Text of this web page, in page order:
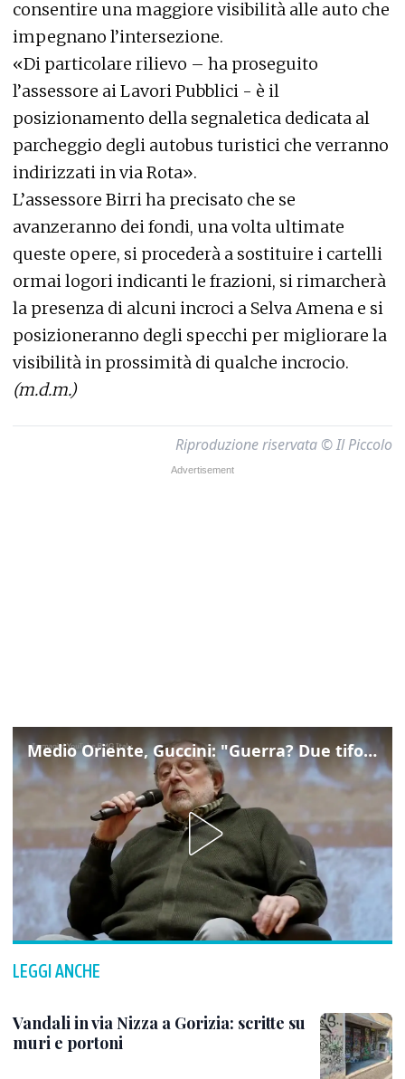
consentire una maggiore visibilità alle auto che
impegnano l’intersezione.
«Di particolare rilievo – ha proseguito
l’assessore ai Lavori Pubblici - è il
posizionamento della segnaletica dedicata al
parcheggio degli autobus turistici che verranno
indirizzati in via Rota».
L’assessore Birri ha precisato che se
avanzeranno dei fondi, una volta ultimate
queste opere, si procederà a sostituire i cartelli
ormai logori indicanti le frazioni, si rimarcherà
la presenza di alcuni incroci a Selva Amena e si
posizioneranno degli specchi per migliorare la
visibilità in prossimità di qualche incrocio.
(m.d.m.)
Riproduzione riservata © Il Piccolo
Medio Oriente, Guccini: "Guerra? Due tifoserie che si urlano contro e dimenticano vittime"
LEGGI ANCHE
Vandali in via Nizza a Gorizia: scritte su
muri e portoni